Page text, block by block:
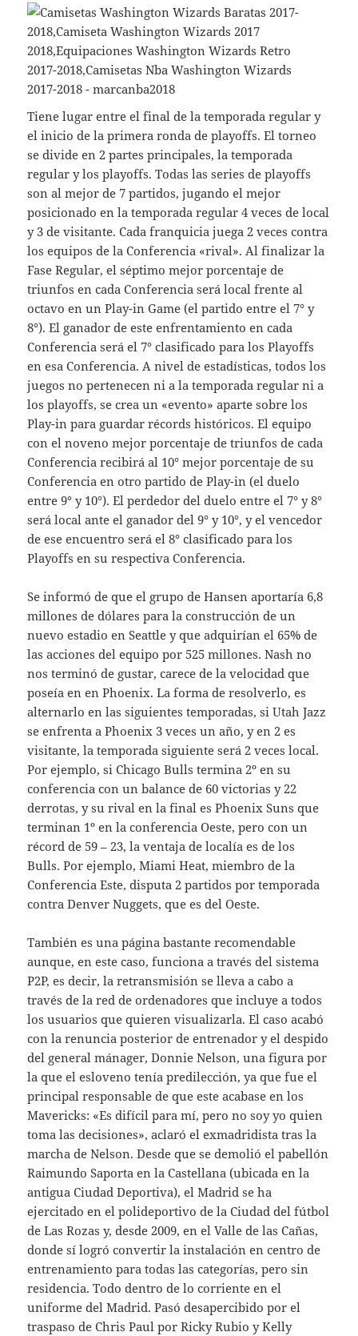
Tiene lugar entre el final de la temporada regular y
el inicio de la primera ronda de playoffs. El torneo
se divide en 2 partes principales, la temporada
regular y los playoffs. Todas las series de playoffs
son al mejor de 7 partidos, jugando el mejor
posicionado en la temporada regular 4 veces de local
y 3 de visitante. Cada franquicia juega 2 veces contra
los equipos de la Conferencia «rival». Al finalizar la
Fase Regular, el séptimo mejor porcentaje de
triunfos en cada Conferencia será local frente al
octavo en un Play-in Game (el partido entre el 7° y
8°). El ganador de este enfrentamiento en cada
Conferencia será el 7° clasificado para los Playoffs
en esa Conferencia. A nivel de estadísticas, todos los
juegos no pertenecen ni a la temporada regular ni a
los playoffs, se crea un «evento» aparte sobre los
Play-in para guardar récords históricos. El equipo
con el noveno mejor porcentaje de triunfos de cada
Conferencia recibirá al 10° mejor porcentaje de su
Conferencia en otro partido de Play-in (el duelo
entre 9° y 10°). El perdedor del duelo entre el 7° y 8°
será local ante el ganador del 9° y 10°, y el vencedor
de ese encuentro será el 8° clasificado para los
Playoffs en su respectiva Conferencia.
Se informó de que el grupo de Hansen aportaría 6,8
millones de dólares para la construcción de un
nuevo estadio en Seattle y que adquirían el 65% de
las acciones del equipo por 525 millones. Nash no
nos terminó de gustar, carece de la velocidad que
poseía en en Phoenix. La forma de resolverlo, es
alternarlo en las siguientes temporadas, si Utah Jazz
se enfrenta a Phoenix 3 veces un año, y en 2 es
visitante, la temporada siguiente será 2 veces local.
Por ejemplo, si Chicago Bulls termina 2º en su
conferencia con un balance de 60 victorias y 22
derrotas, y su rival en la final es Phoenix Suns que
terminan 1º en la conferencia Oeste, pero con un
récord de 59 – 23, la ventaja de localía es de los
Bulls. Por ejemplo, Miami Heat, miembro de la
Conferencia Este, disputa 2 partidos por temporada
contra Denver Nuggets, que es del Oeste.
También es una página bastante recomendable
aunque, en este caso, funciona a través del sistema
P2P, es decir, la retransmisión se lleva a cabo a
través de la red de ordenadores que incluye a todos
los usuarios que quieren visualizarla. El caso acabó
con la renuncia posterior de entrenador y el despido
del general mánager, Donnie Nelson, una figura por
la que el esloveno tenía predilección, ya que fue el
principal responsable de que este acabase en los
Mavericks: «Es difícil para mí, pero no soy yo quien
toma las decisiones», aclaró el exmadridista tras la
marcha de Nelson. Desde que se demolió el pabellón
Raimundo Saporta en la Castellana (ubicada en la
antigua Ciudad Deportiva), el Madrid se ha
ejercitado en el polideportivo de la Ciudad del fútbol
de Las Rozas y, desde 2009, en el Valle de las Cañas,
donde sí logró convertir la instalación en centro de
entrenamiento para todas las categorías, pero sin
residencia. Todo dentro de lo corriente en el
uniforme del Madrid. Pasó desapercibido por el
traspaso de Chris Paul por Ricky Rubio y Kelly